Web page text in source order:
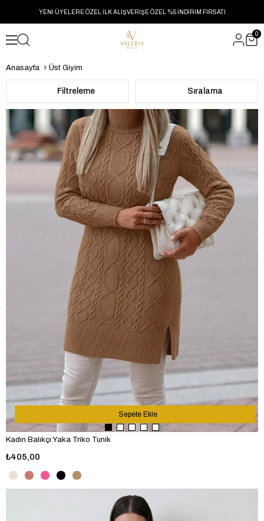
YENİ ÜYELERE ÖZEL İLK ALIŞVERİŞE ÖZEL %5 İNDİRİM FIRSATI
0
Anasayfa Üst Giyim
Filtreleme Sıralama
Kadın Balıkçı Yaka Triko Tunik
₺405,00
Sepete Ekle